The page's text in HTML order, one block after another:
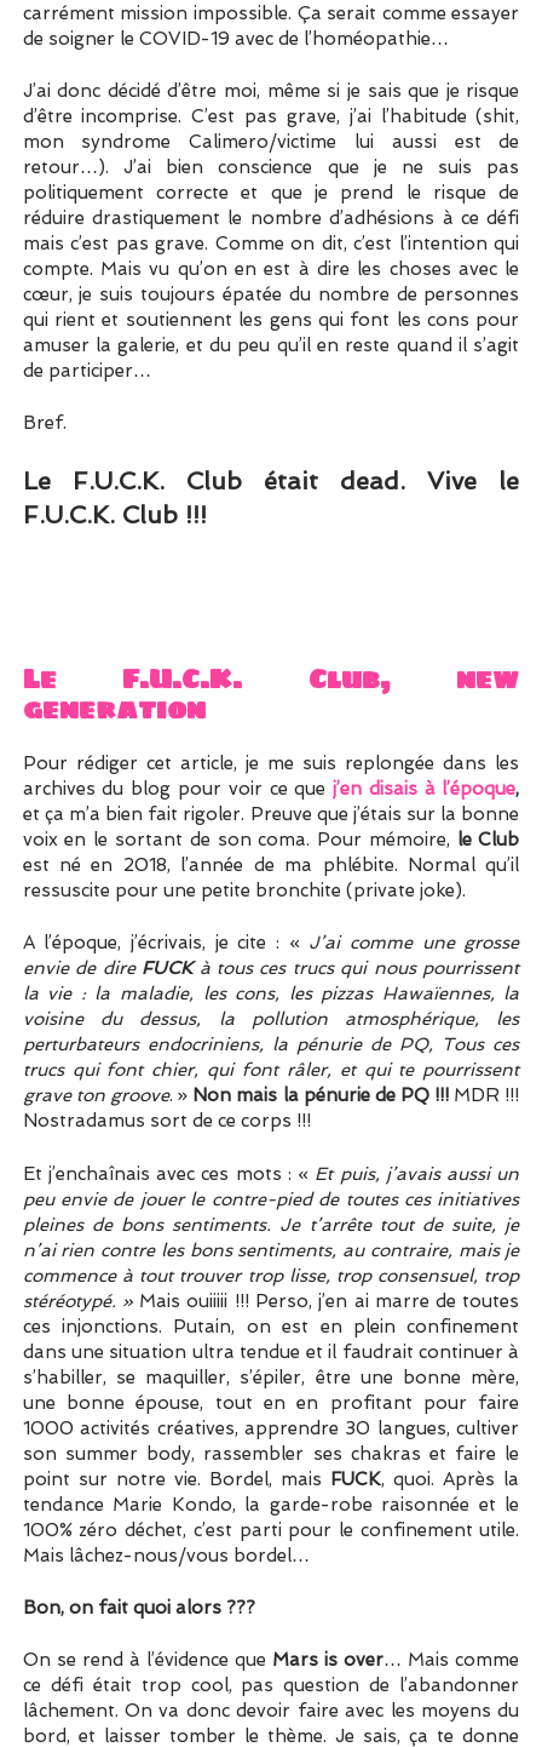
carrément mission impossible. Ça serait comme essayer
de soigner le COVID-19 avec de l’homéopathie…
J’ai donc décidé d’être moi, même si je sais que je risque
d’être incomprise. C’est pas grave, j’ai l’habitude (shit,
mon syndrome Calimero/victime lui aussi est de
retour…). J’ai bien conscience que je ne suis pas
politiquement correcte et que je prend le risque de
réduire drastiquement le nombre d’adhésions à ce défi
mais c’est pas grave. Comme on dit, c’est l’intention qui
compte. Mais vu qu’on en est à dire les choses avec le
cœur, je suis toujours épatée du nombre de personnes
qui rient et soutiennent les gens qui font les cons pour
amuser la galerie, et du peu qu’il en reste quand il s’agit
de participer…
Bref.
Le F.U.C.K. Club était dead. Vive le
F.U.C.K. Club !!!
Le F.U.C.K. Club, new
generation
Pour rédiger cet article, je me suis replongée dans les
archives du blog pour voir ce quej’en disais à l’époque,
et ça m’a bien fait rigoler. Preuve que j’étais sur la bonne
voix en le sortant de son coma. Pour mémoire, le Club
est né en 2018, l’année de ma phlébite. Normal qu’il
ressuscite pour une petite bronchite (private joke).
A l’époque, j’écrivais, je cite : « J’ai comme une grosse
envie de dire FUCKà tous ces trucs qui nous pourrissent
la vie : la maladie, les cons, les pizzas Hawaïennes, la
voisine du dessus, la pollution atmosphérique, les
perturbateurs endocriniens, la pénurie de PQ, Tous ces
trucs qui font chier, qui font râler, et qui te pourrissent
grave ton groove. » Non mais la pénurie de PQ !!! MDR !!!
Nostradamus sort de ce corps !!!
Et j’enchaînais avec ces mots : « Et puis, j’avais aussi un
peu envie de jouer le contre-pied de toutes ces initiatives
pleines de bons sentiments. Je t’arrête tout de suite, je
n’ai rien contre les bons sentiments, au contraire, mais je
commence à tout trouver trop lisse, trop consensuel, trop
stéréotypé. » Mais ouiiiii !!! Perso, j’en ai marre de toutes
ces injonctions. Putain, on est en plein confinement
dans une situation ultra tendue et il faudrait continuer à
s’habiller, se maquiller, s’épiler, être une bonne mère,
une bonne épouse, tout en en profitant pour faire
1000 activités créatives, apprendre 30 langues, cultiver
son summer body, rassembler ses chakras et faire le
point sur notre vie. Bordel, mais FUCK, quoi. Après la
tendance Marie Kondo, la garde-robe raisonnée et le
100% zéro déchet, c’est parti pour le confinement utile.
Mais lâchez-nous/vous bordel…
Bon, on fait quoi alors ???
On se rend à l’évidence que Mars is over… Mais comme
ce défi était trop cool, pas question de l’abandonner
lâchement. On va donc devoir faire avec les moyens du
bord, et laisser tomber le thème. Je sais, ça te donne